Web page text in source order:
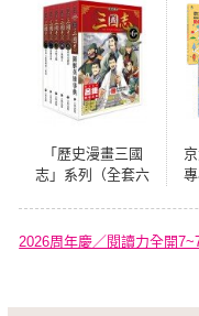
「歷史漫畫三國
志」系列（全套六
2026周年慶／閱讀力全開